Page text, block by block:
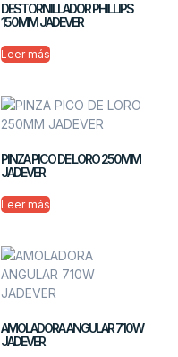
DESTORNILLADOR PHILLIPS
150MM JADEVER
Leer más
PINZA PICO DE LORO 250MM
JADEVER
Leer más
AMOLADORA ANGULAR 710W
JADEVER